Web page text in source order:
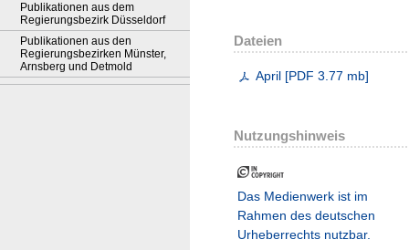
Publikationen aus dem
Regierungsbezirk Düsseldorf
Publikationen aus den
Regierungsbezirken Münster,
Arnsberg und Detmold
Dateien
April [PDF 3.77 mb]
Nutzungshinweis
Das Medienwerk ist im
Rahmen des deutschen
Urheberrechts nutzbar.